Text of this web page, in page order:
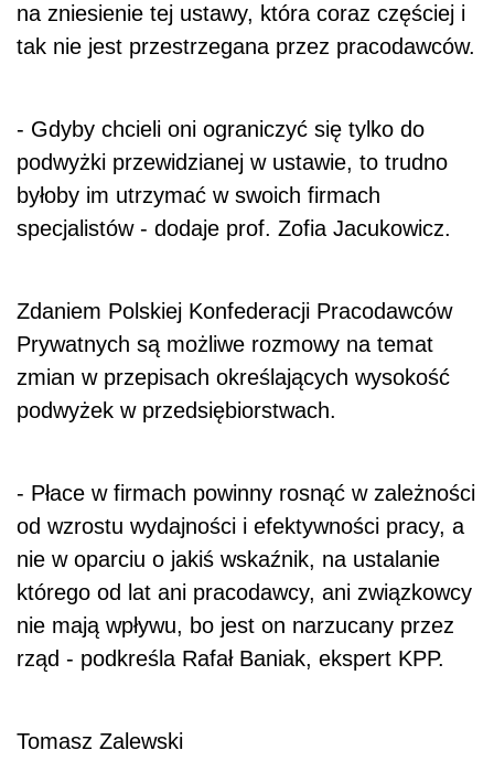
na zniesienie tej ustawy, która coraz częściej i
tak nie jest przestrzegana przez pracodawców.
- Gdyby chcieli oni ograniczyć się tylko do
podwyżki przewidzianej w ustawie, to trudno
byłoby im utrzymać w swoich firmach
specjalistów - dodaje prof. Zofia Jacukowicz.
Zdaniem Polskiej Konfederacji Pracodawców
Prywatnych są możliwe rozmowy na temat
zmian w przepisach określających wysokość
podwyżek w przedsiębiorstwach.
- Płace w firmach powinny rosnąć w zależności
od wzrostu wydajności i efektywności pracy, a
nie w oparciu o jakiś wskaźnik, na ustalanie
którego od lat ani pracodawcy, ani związkowcy
nie mają wpływu, bo jest on narzucany przez
rząd - podkreśla Rafał Baniak, ekspert KPP.
Tomasz Zalewski